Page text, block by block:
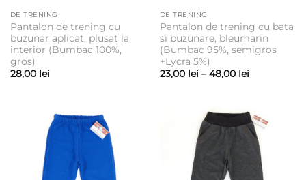
DE TRENING
Pantalon de trening cu
buzunar aplicat, plusat la
interior (Bumbac 100%,
gros)
28,00 lei
DE TRENING
Pantalon de trening cu bata
si buzunare, bleumarin
(Bumbac 95%, semigros
+Lycra 5%)
23,00 lei – 48,00 leiInterval
la
48,00 lei